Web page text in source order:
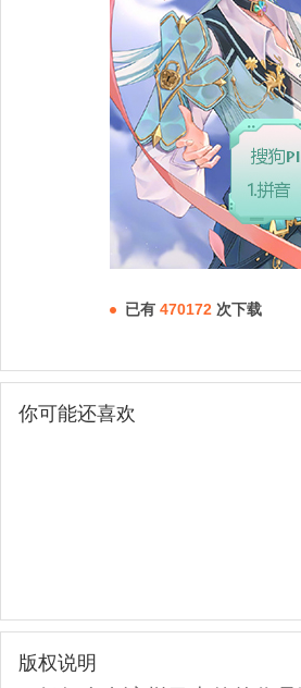
已有 470172 次下载
你可能还喜欢
版权说明